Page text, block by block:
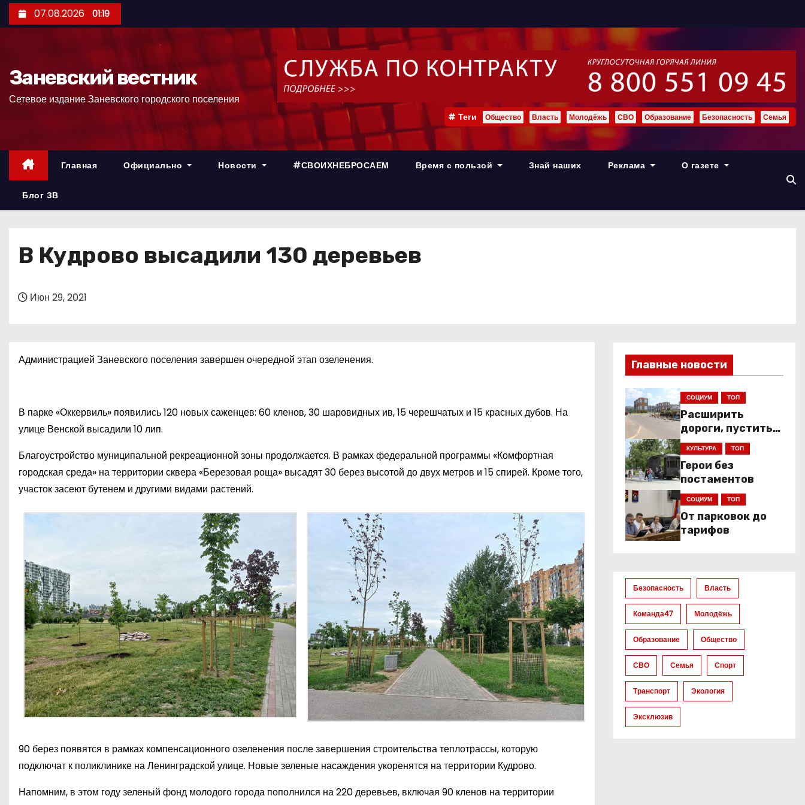
е
р
07.08.2026 01:19
Заневский вестник
Сетевое издание Заневского городского поселения
Теги Общество Власть Молодёжь СВО Образование Безопасность Семья
Главная Официально Новости #СВОИХНЕБРОСАЕМ Время с пользой Знай наших Реклама О газете
Блог ЗВ
В Кудрово высадили 130 деревьев
Июн 29, 2021
Администрацией Заневского поселения завершен очередной этап озеленения.
В парке «Оккервиль» появились 120 новых саженцев: 60 кленов, 30 шаровидных ив, 15 черешчатых и 15 красных дубов. На
улице Венской высадили 10 лип.
Благоустройство муниципальной рекреационной зоны продолжается. В рамках федеральной программы «Комфортная
городская среда» на территории сквера «Березовая роща» высадят 30 берез высотой до двух метров и 15 спирей. Кроме того,
участок засеют бутенем и другими видами растений.
90 берез появятся в рамках компенсационного озеленения после завершения строительства теплотрассы, которую
подключат к поликлинике на Ленинградской улице. Новые зеленые насаждения укоренятся на территории Кудрово.
Напомним, в этом году зеленый фонд молодого города пополнился на 220 деревьев, включая 90 кленов на территории
Главные новости
СОЦИУМ ТОП
Расширить
дороги, пустить
низкопольники
КУЛЬТУРА ТОП
Герои без
постаментов
СОЦИУМ ТОП
От парковок до
тарифов
Безопасность Власть
Команда47 Молодёжь
Образование Общество
СВО Семья Спорт
Транспорт Экология
Эксклюзив